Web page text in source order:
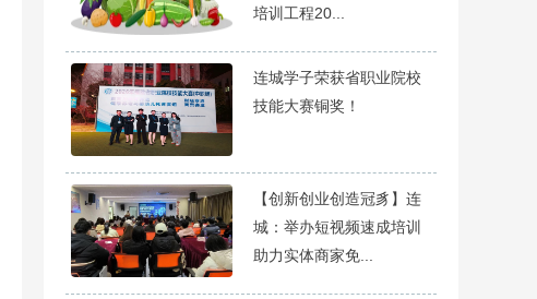
培训工程20...
连城学子荣获省职业院校
技能大赛铜奖！
【创新创业创造冠豸】连
城：举办短视频速成培训
助力实体商家免...